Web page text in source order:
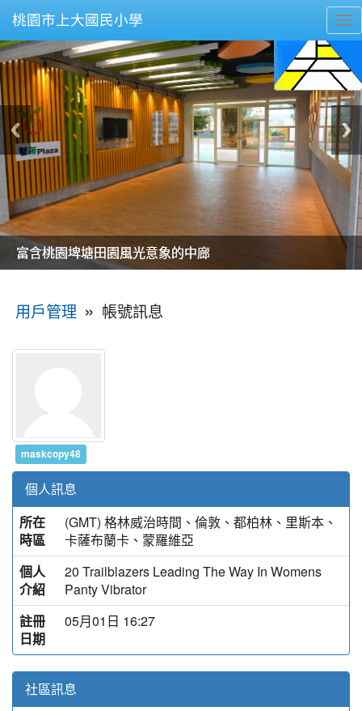
桃園市上大國民小學
美麗的操場是我們活力的來源
美麗的操場是我們活力的來源
煥然一新的小司令台
煥然一新的小司令台
富含桃園埤塘田園風光意象的中廊
富含桃園埤塘田園風光意象的中廊
嶄新的中庭廣場
嶄新的中庭廣場
水生池生生不息
水生池生生不息
用戶管理 » 帳號訊息
maskcopy48
個人訊息
所在
時區
(GMT) 格林威治時間、倫敦、都柏林、里斯本、
卡薩布蘭卡、蒙羅維亞
個人
介紹
20 Trailblazers Leading The Way In Womens
Panty Vibrator
註冊
日期
05月01日 16:27
社區訊息